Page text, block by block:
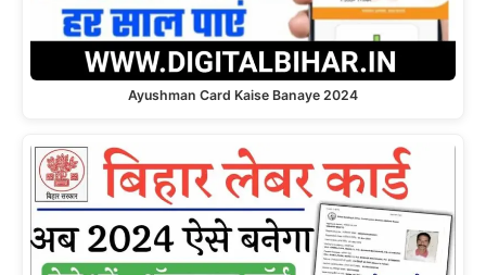
Ayushman Card Kaise Banaye 2024